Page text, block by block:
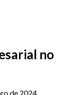
no
de 2024